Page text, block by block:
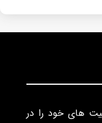
های خود را در